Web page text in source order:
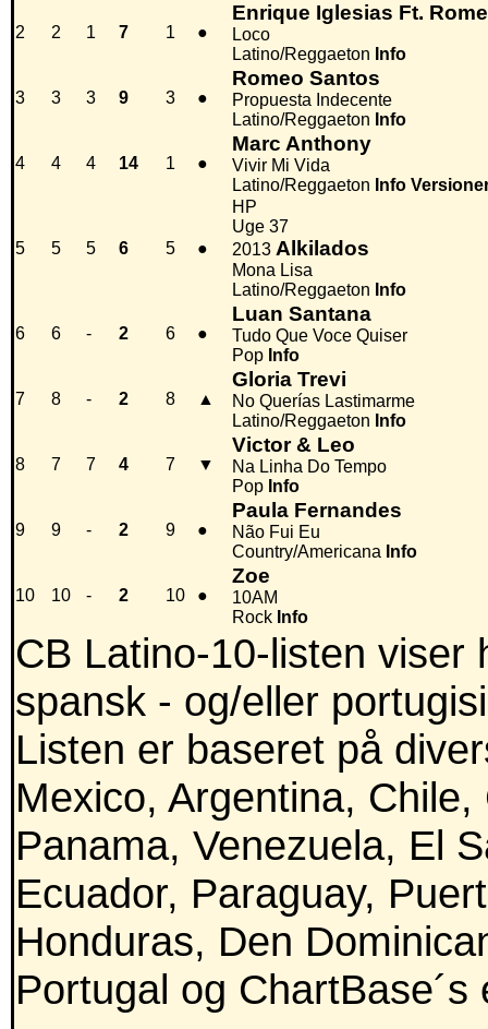
2 2 1 7 1 ●
Enrique Iglesias Ft.
Loco
Latino/Reggaeton Info
3 3 3 9 3 ●
Romeo Santos
Propuesta Indecente
Latino/Reggaeton Info
4 4 4 14 1 ●
Marc Anthony
Vivir Mi Vida
Latino/Reggaeton Info
5 5 5 6 5 ●
HP
Uge 37
2013 Alkilados
Mona Lisa
Latino/Reggaeton Info
6 6 - 2 6 ●
Luan Santana
Tudo Que Voce Quiser
Pop Info
7 8 - 2 8 ▲
Gloria Trevi
No Querías Lastimarme
Latino/Reggaeton Info
8 7 7 4 7 ▼
Victor & Leo
Na Linha Do Tempo
Pop Info
9 9 - 2 9 ●
Paula Fernandes
Não Fui Eu
Country/Americana Info
10 10 - 2 10 ●
Zoe
10AM
Rock Info
CB Latino-10-listen viser
spansk - og/eller
Listen er baseret på
Mexico, Argentina,
Panama, Venezuela, El
Ecuador, Paraguay,
Honduras, Den
Portugal og ChartBase´s